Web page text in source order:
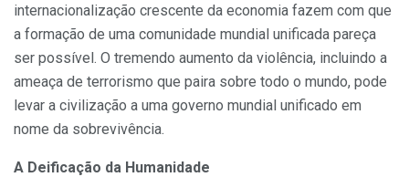
internacionalização crescente da economia fazem com que
a formação de uma comunidade mundial unificada pareça
ser possível. O tremendo aumento da violência, incluindo a
ameaça de terrorismo que paira sobre todo o mundo, pode
levar a civilização a uma governo mundial unificado em
nome da sobrevivência.
A Deificação da Humanidade